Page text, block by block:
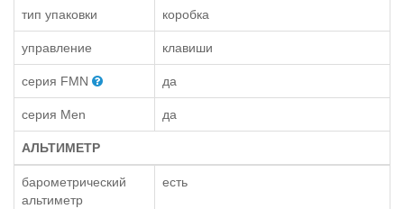
тип упаковки коробка
управление клавиши
серия FMN да
серия Men да
АЛЬТИМЕТР
барометрический
альтиметр
есть